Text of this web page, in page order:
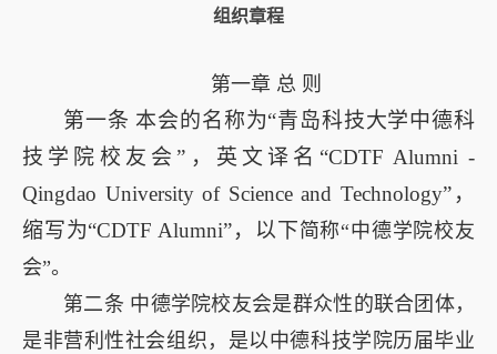
组织章程
第一章 总 则
第一条 本会的名称为“青岛科技大学中德科
技学院校友会”，英文译名“CDTF Alumni -
Qingdao University of Science and Technology”，
缩写为“CDTF Alumni”，以下简称“中德学院校友
会”。
第二条 中德学院校友会是群众性的联合团体，
是非营利性社会组织，是以中德科技学院历届毕业